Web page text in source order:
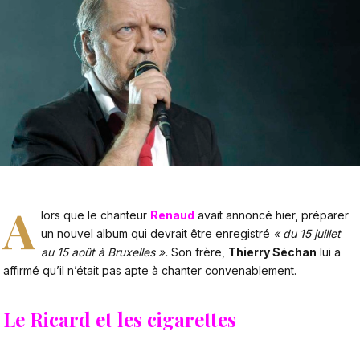
A lors que le chanteur Renaud avait annoncé hier, préparer
un nouvel album qui devrait être enregistré « du 15 juillet
au 15 août à Bruxelles ». Son frère, Thierry Séchan lui a
affirmé qu’il n’était pas apte à chanter convenablement.
Le Ricard et les cigarettes